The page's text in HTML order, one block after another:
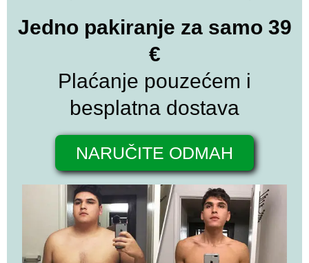
Jedno pakiranje za samo 39
€
Plaćanje pouzećem i
besplatna dostava
NARUČITE ODMAH